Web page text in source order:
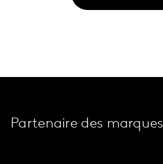
Partenaire des marques